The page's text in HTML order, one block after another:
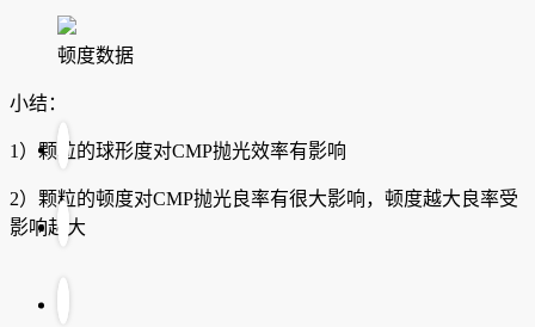
顿度数据
小结：
1）颗粒的球形度对CMP抛光效率有影响
2）颗粒的顿度对CMP抛光良率有很大影响，顿度越大良率受
影响越大